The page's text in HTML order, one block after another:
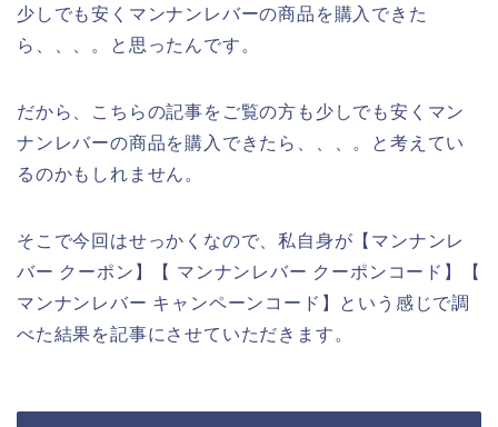
少しでも安くマンナンレバーの商品を購入できた
ら、、、。と思ったんです。
だから、こちらの記事をご覧の方も少しでも安くマン
ナンレバーの商品を購入できたら、、、。と考えてい
るのかもしれません。
そこで今回はせっかくなので、私自身が【マンナンレ
バー クーポン】【 マンナンレバー クーポンコード】【
マンナンレバー キャンペーンコード】という感じで調
べた結果を記事にさせていただきます。